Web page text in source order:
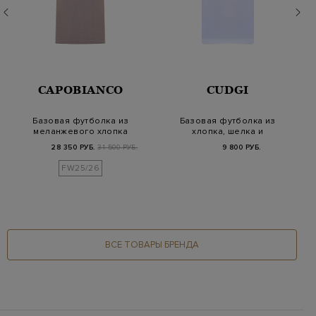
CAPOBIANCO
Базовая футболка из
меланжевого хлопка
и кашемира
28 350 РУБ. 31 500 РУБ.
FW25/26
CUDGI
Базовая футболка из
хлопка, шелка и
тенселя
9 800 РУБ.
ВСЕ ТОВАРЫ БРЕНДА